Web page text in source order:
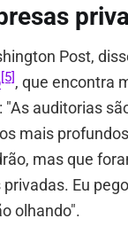
Post,
[5], que encontra
auditorias
mais
mas que
Eu
olhando".